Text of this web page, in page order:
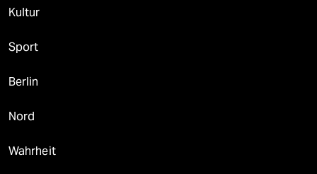
Kultur
Sport
Berlin
Nord
Wahrheit